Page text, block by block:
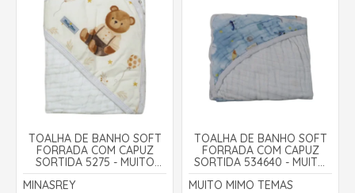
TOALHA DE BANHO SOFT
FORRADA COM CAPUZ
SORTIDA 5275 - MUITO
MIMO
MINASREY
TOALHA DE BANHO SOFT
FORRADA COM CAPUZ
SORTIDA 534640 - MUITO
MIMO TEMAS - MINASREY
MUITO MIMO TEMAS